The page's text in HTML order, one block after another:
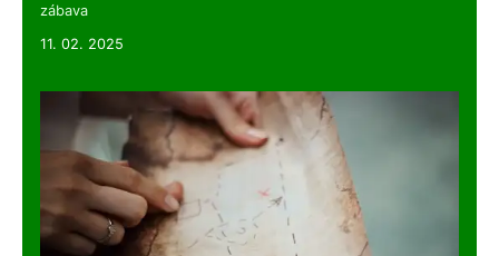
zábava
11. 02. 2025